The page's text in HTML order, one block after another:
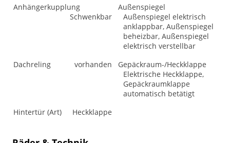
Anhängerkupplung
Schwenkbar
Außenspiegel
Außenspiegel elektrisch
anklappbar, Außenspiegel
beheizbar, Außenspiegel
elektrisch verstellbar
Dachreling
vorhanden
Gepäckraum-/Heckklappe
Elektrische Heckklappe,
Gepäckraumklappe
automatisch betätigt
Hintertür (Art)
Heckklappe